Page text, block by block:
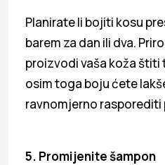
Planirate li bojiti kosu
barem za dan ili dva.
proizvodi vaša koža
osim toga boju ćete
ravnomjerno rasporediti
5. Promijenite šampon